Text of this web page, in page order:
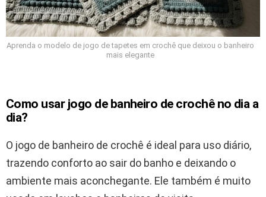
Aprenda o modelo de jogo de tapetes em crochê que deixou o banheiro
mais elegante
Como usar jogo de banheiro de crochê no dia a
dia?
O jogo de banheiro de crochê é ideal para uso diário,
trazendo conforto ao sair do banho e deixando o
ambiente mais aconchegante. Ele também é muito